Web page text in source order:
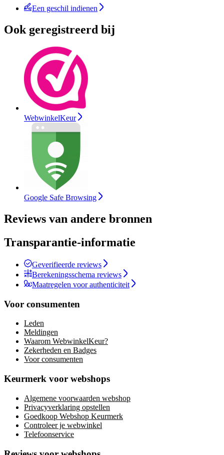
Een geschil indienen
Ook geregistreerd bij
WebwinkelKeur
Google Safe Browsing
Reviews van andere bronnen
Transparantie-informatie
Geverifieerde reviews
Berekeningsschema reviews
Maatregelen voor authenticiteit
Voor consumenten
Leden
Meldingen
Waarom WebwinkelKeur?
Zekerheden en Badges
Voor consumenten
Keurmerk voor webshops
Algemene voorwaarden webshop
Privacyverklaring opstellen
Goedkoop Webshop Keurmerk
Controleer je webwinkel
Telefoonservice